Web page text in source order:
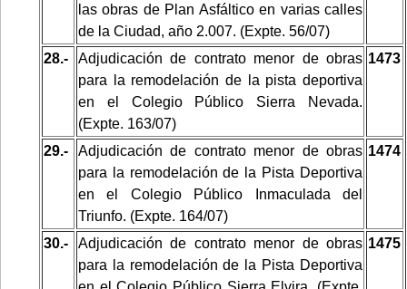
las obras de Plan Asfáltico en varias calles
de la Ciudad, año 2.007. (Expte. 56/07)
28.-
Adjudicación de contrato menor de obras
para la remodelación de la pista deportiva
en el Colegio Público Sierra Nevada.
(Expte. 163/07)
1473
29.-
Adjudicación de contrato menor de obras
para la remodelación de la Pista Deportiva
en el Colegio Público Inmaculada del
Triunfo. (Expte. 164/07)
1474
30.-
Adjudicación de contrato menor de obras
para la remodelación de la Pista Deportiva
1475